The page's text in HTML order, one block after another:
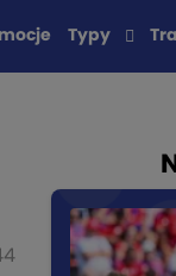
Typy